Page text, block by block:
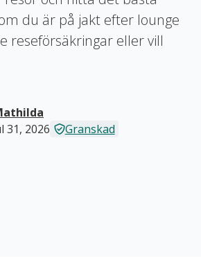
du är på jakt efter lounge
reseförsäkringar eller vill
31, 2026
Granskad